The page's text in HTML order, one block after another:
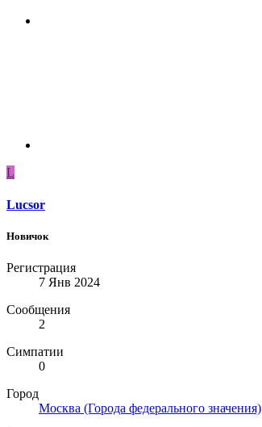
L
Lucsor
Новичок
Регистрация
7 Янв 2024
Сообщения
2
Симпатии
0
Город
Москва (Города федерального значения)